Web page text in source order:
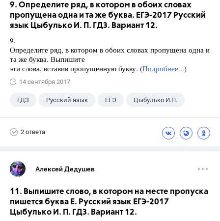
9. Определите ряд, в котором в обоих словах
пропущена одна и та же буква. ЕГЭ-2017 Русский
язык Цыбулько И. П. ГДЗ. Вариант 12.
9.
Определите ряд, в котором в обоих словах пропущена одна и
та же буква. Выпишите
эти слова, вставив пропущенную букву. (Подробнее...)
14 сентября 2017
ГДЗ Русский язык ЕГЭ Цыбулько И.П.
2 ответа
Алексей Дедушев
11. Выпишите слово, в котором на месте пропуска
пишется буква Е. Русский язык ЕГЭ-2017
Цыбулько И. П. ГДЗ. Вариант 12.